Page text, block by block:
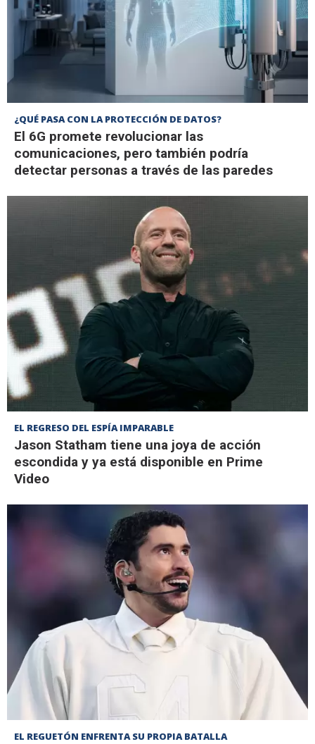
¿QUÉ PASA CON LA PROTECCIÓN DE DATOS?
El 6G promete revolucionar las
comunicaciones, pero también podría
detectar personas a través de las paredes
EL REGRESO DEL ESPÍA IMPARABLE
Jason Statham tiene una joya de acción
escondida y ya está disponible en Prime
Video
EL REGUETÓN ENFRENTA SU PROPIA BATALLA